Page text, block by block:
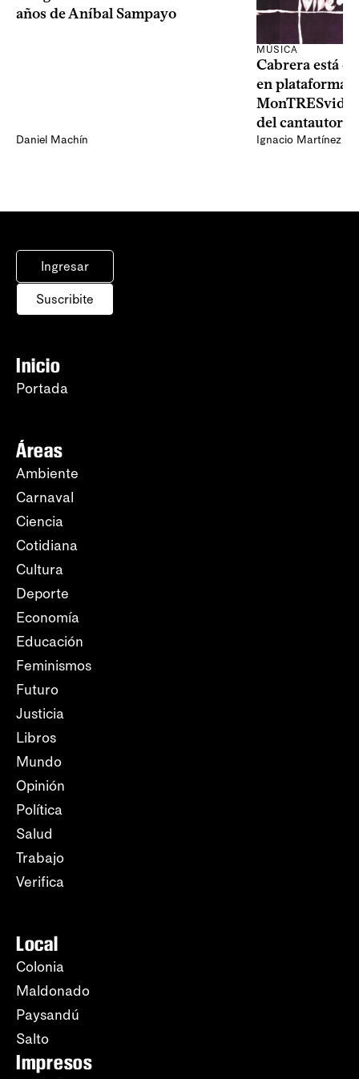
años de Aníbal Sampayo
Daniel Machín
MÚSICA
Cabrera está
en plataformas
del cantautor
Ignacio Martínez
Ingresar
Suscribite
Inicio
Portada
Áreas
Ambiente
Carnaval
Ciencia
Cotidiana
Cultura
Deporte
Economía
Educación
Feminismos
Futuro
Justicia
Libros
Mundo
Opinión
Política
Salud
Trabajo
Verifica
Local
Colonia
Maldonado
Paysandú
Salto
Impresos